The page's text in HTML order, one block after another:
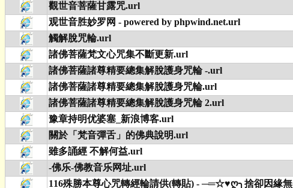
觀世音菩薩甘露咒.url
观世音胜妙罗网 - powered by phpwind.net.url
觸解脫咒輪.url
諸佛菩薩梵文心咒集不斷更新.url
諸佛菩薩諸尊精要總集解脫護身咒輪 -.url
諸佛菩薩諸尊精要總集解脫護身咒輪.url
諸佛菩薩諸尊精要總集解脫護身咒輪 2.url
豫章持明优婆塞_新浪博客.url
關於「梵音彈舌」的佛典說明.url
雖多誦經 不解何益.url
-佛乐-佛教音乐网址.url
116殊勝本尊心咒轉經輪請供(轉貼) - ─═☆♥ღ╮捨卻因緣